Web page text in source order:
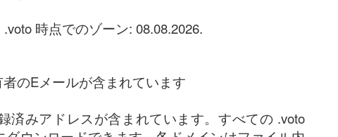
時点でのゾーン: 08.08.2026.
のEメールが含まれています
済みアドレスが含まれています。すべての .voto